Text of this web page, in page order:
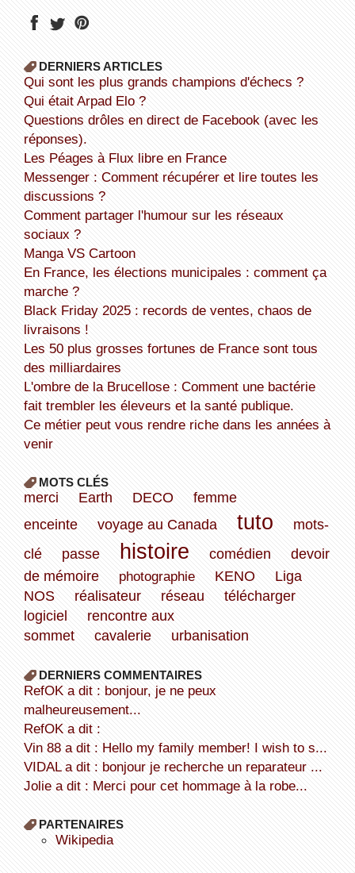
DERNIERS ARTICLES
Qui sont les plus grands champions d'échecs ?
Qui était Arpad Elo ?
Questions drôles en direct de Facebook (avec les
réponses).
Les Péages à Flux libre en France
Messenger : Comment récupérer et lire toutes les
discussions ?
Comment partager l'humour sur les réseaux
sociaux ?
Manga VS Cartoon
En France, les élections municipales : comment ça
marche ?
Black Friday 2025 : records de ventes, chaos de
livraisons !
Les 50 plus grosses fortunes de France sont tous
des milliardaires
L'ombre de la Brucellose : Comment une bactérie
fait trembler les éleveurs et la santé publique.
Ce métier peut vous rendre riche dans les années à
venir
MOTS CLÉS
merci Earth DECO
femme
enceinte
voyage au Canada tuto
mots-
clé
passe histoire comédien
devoir
de mémoire
photographie KENO
Liga
NOS
réalisateur réseau
télécharger
logiciel
rencontre aux
sommet
cavalerie urbanisation
DERNIERS COMMENTAIRES
refOK a dit : bonjour, je ne peux
malheureusement...
refOK a dit :
Vin 88 a dit : Hello my family member! I wish to s...
VIDAL a dit : bonjour je recherche un reparateur ...
Jolie a dit : Merci pour cet hommage à la robe...
PARTENAIRES
wikipedia